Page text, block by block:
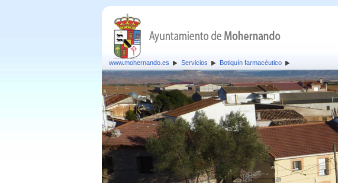
www.mohernando.es Servicios Botiquín farmacéutico